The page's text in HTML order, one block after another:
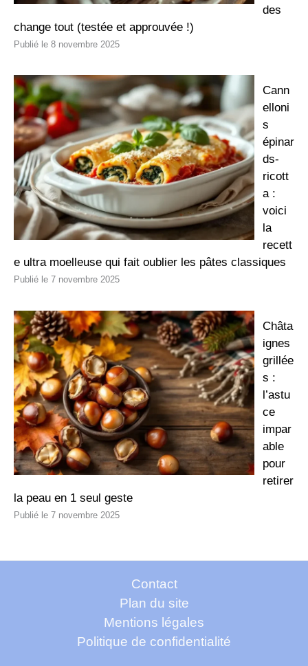
des
change tout (testée et approuvée !)
8 novembre 2025
Cann
elloni
s
épinar
ds-
ricott
a :
voici
la
recett
e ultra moelleuse qui fait oublier les pâtes classiques
7 novembre 2025
Châta
ignes
grillée
s :
l’astu
ce
impar
able
pour
retirer
la peau en 1 seul geste
7 novembre 2025
Contact
Plan du site
Mentions légales
Politique de confidentialité